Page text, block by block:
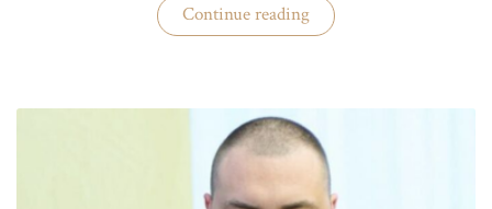
Continue reading«ЦИК
готовится